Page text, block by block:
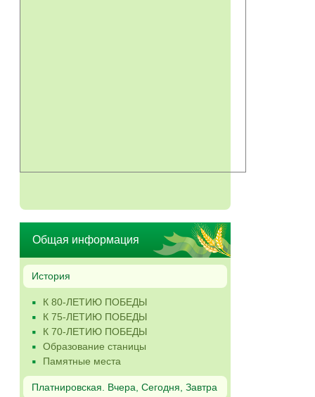
Общая информация
История
К 80-ЛЕТИЮ ПОБЕДЫ
К 75-ЛЕТИЮ ПОБЕДЫ
К 70-ЛЕТИЮ ПОБЕДЫ
Образование станицы
Памятные места
Платнировская. Вчера, Сегодня, Завтра